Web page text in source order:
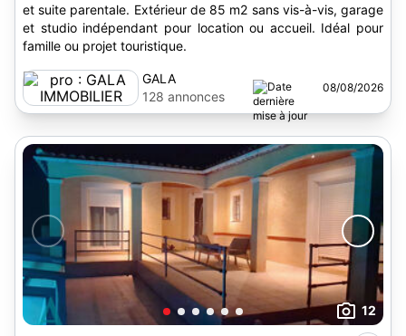
et suite parentale. Extérieur de 85 m2 sans vis-à-vis, garage
et studio indépendant pour location ou accueil. Idéal pour
famille ou projet touristique.
GALA
IMMOBILIER
128 annonces
08/08/2026
12